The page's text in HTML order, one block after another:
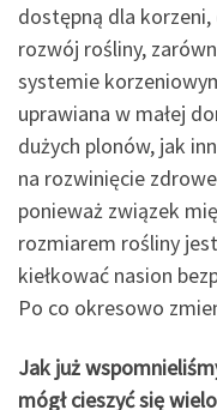
dostępną dla
rozwój rośliny,
systemie
uprawiana w małej
dużych plonów, jak
na rozwinięcie
ponieważ związek
rozmiarem rośliny
kiełkować nasion
Po co okresowo
Jak już
mógł cieszyć się